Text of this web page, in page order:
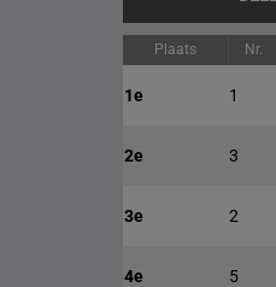
Plaats Nr.
1e 1
2e 3
3e 2
4e 5